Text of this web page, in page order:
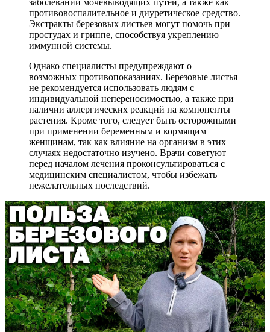
противовоспалительное и диуретическое средство.
Экстракты березовых листьев могут помочь при
простудах и гриппе, способствуя укреплению
иммунной системы.
Однако специалисты предупреждают о
возможных противопоказаниях. Березовые листья
не рекомендуется использовать людям с
индивидуальной непереносимостью, а также при
наличии аллергических реакций на компоненты
растения. Кроме того, следует быть осторожными
при применении беременным и кормящим
женщинам, так как влияние на организм в этих
случаях недостаточно изучено. Врачи советуют
перед началом лечения проконсультироваться с
медицинским специалистом, чтобы избежать
нежелательных последствий.